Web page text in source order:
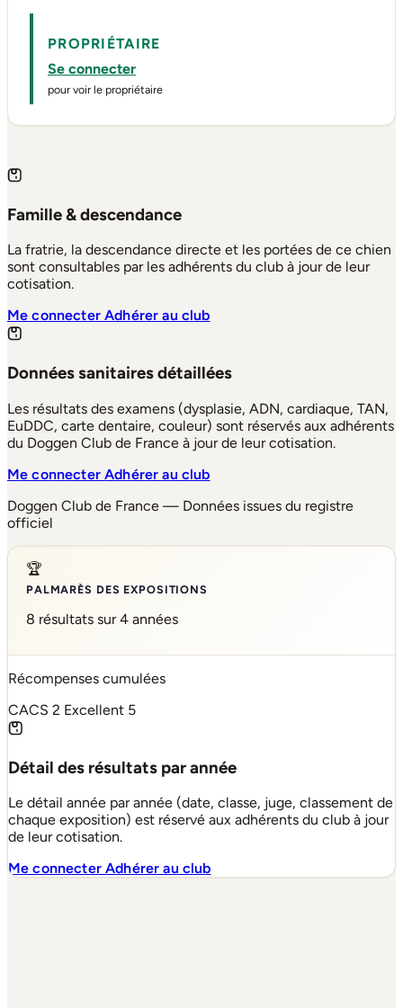
PROPRIÉTAIRE
Se connecter
pour voir le propriétaire
Famille & descendance
La fratrie, la descendance directe et les portées de ce chien
sont consultables par les adhérents du club à jour de leur
cotisation.
Me connecterAdhérer au club
Données sanitaires détaillées
Les résultats des examens (dysplasie, ADN, cardiaque, TAN,
EuDDC, carte dentaire, couleur) sont réservés aux adhérents
du Doggen Club de France à jour de leur cotisation.
Me connecterAdhérer au club
Doggen Club de France — Données issues du registre
officiel
🏆
PALMARÈS DES EXPOSITIONS
8 résultats sur 4 années
Récompenses cumulées
CACS 2 Excellent 5
Détail des résultats par année
Le détail année par année (date, classe, juge, classement de
chaque exposition) est réservé aux adhérents du club à jour
de leur cotisation.
Me connecterAdhérer au club